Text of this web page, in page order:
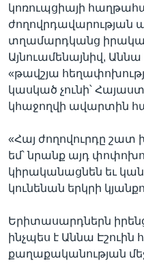
կոռուպցիայի
ժողովրդավարության
տղամարդկանց
Այնուամենայնիվ,
«թավշյա
կասկած չունի՝
կհաջողվի ավարտին
«Հայ ժողովուրդը
եմ՝ նրանք այդ
կիրականացնեն եւ
կունենան երկրի
Երիտասարդներն
ինչպես է Աննա Էշուին
քաղաքականության